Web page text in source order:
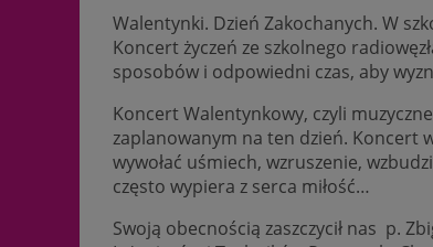
Walentynki. Dzień Zakochanych. W
Koncert życzeń ze szkolnego
sposobów i odpowiedni czas, aby
Koncert Walentynkowy, czyli
zaplanowanym na ten dzień. Koncert
wywołać uśmiech, wzruszenie,
często wypiera z serca miłość…
Swoją obecnością zaszczycił nas p.